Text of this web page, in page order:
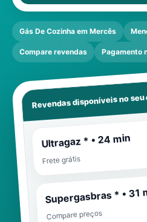
Gás De Cozinha em Mercês
Compare revendas Pagamento
Revendas disponíveis no
Ultragaz * • 24 min
Frete grátis
Supergasbras * • 31
Compare preços